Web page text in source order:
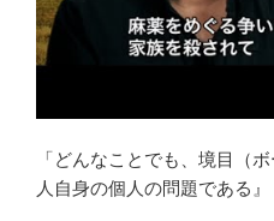
「どんなことでも、境目（
人自身の個人の問題である』